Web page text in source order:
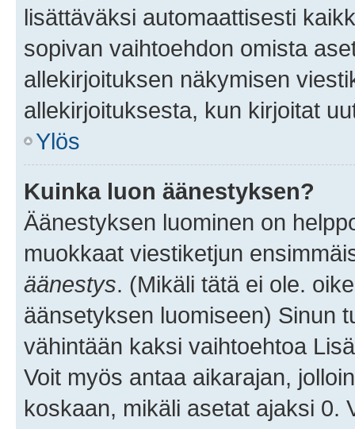
lisättäväksi automaattisesti
sopivan vaihtoehdon omista
allekirjoituksen näkymisen
allekirjoituksesta, kun kirjoitat
Ylös
Kuinka luon äänestyksen?
Äänestyksen luominen on
muokkaat viestiketjun
äänestys. (Mikäli tätä ei ole.
äänsetyksen luomiseen) Sinun
vähintään kaksi vaihtoehtoa
Voit myös antaa aikarajan,
koskaan, mikäli asetat ajaksi 0.